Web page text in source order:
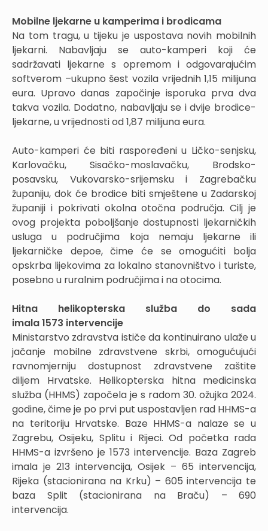
Mobilne ljekarne u kamperima i brodicama
Na tom tragu, u tijeku je uspostava novih mobilnih
ljekarni. Nabavljaju se auto-kamperi koji će
sadržavati ljekarne s opremom i odgovarajućim
softverom –ukupno šest vozila vrijednih 1,15 milijuna
eura. Upravo danas započinje isporuka prva dva
takva vozila. Dodatno, nabavljaju se i dvije brodice-
ljekarne, u vrijednosti od 1,87 milijuna eura.
Auto-kamperi će biti raspoređeni u Ličko-senjsku,
Karlovačku, Sisačko-moslavačku, Brodsko-
posavsku, Vukovarsko-srijemsku i Zagrebačku
županiju, dok će brodice biti smještene u Zadarskoj
županiji i pokrivati okolna otočna područja. Cilj je
ovog projekta poboljšanje dostupnosti ljekarničkih
usluga u područjima koja nemaju ljekarne ili
ljekarničke depoe, čime će se omogućiti bolja
opskrba lijekovima za lokalno stanovništvo i turiste,
posebno u ruralnim područjima i na otocima.
Hitna helikopterska služba do sada
imala 1573 intervencije
Ministarstvo zdravstva ističe da kontinuirano ulaže u
jačanje mobilne zdravstvene skrbi, omogućujući
ravnomjerniju dostupnost zdravstvene zaštite
diljem Hrvatske. Helikopterska hitna medicinska
služba (HHMS) započela je s radom 30. ožujka 2024.
godine, čime je po prvi put uspostavljen rad HHMS-a
na teritoriju Hrvatske. Baze HHMS-a nalaze se u
Zagrebu, Osijeku, Splitu i Rijeci. Od početka rada
HHMS-a izvršeno je 1573 intervencije. Baza Zagreb
imala je 213 intervencija, Osijek – 65 intervencija,
Rijeka (stacionirana na Krku) – 605 intervencija te
baza Split (stacionirana na Braču) – 690
intervencija.